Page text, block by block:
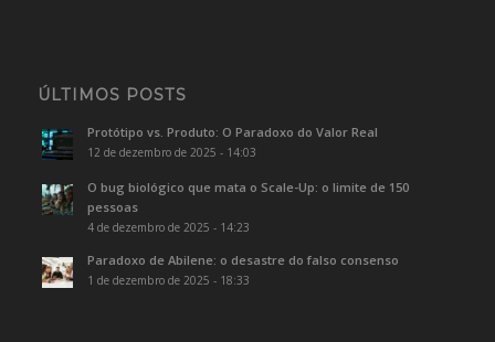
ÚLTIMOS POSTS
Protótipo vs. Produto: O Paradoxo do Valor Real
12 de dezembro de 2025 - 14:03
O bug biológico que mata o Scale-Up: o limite de 150
pessoas
4 de dezembro de 2025 - 14:23
Paradoxo de Abilene: o desastre do falso consenso
1 de dezembro de 2025 - 18:33